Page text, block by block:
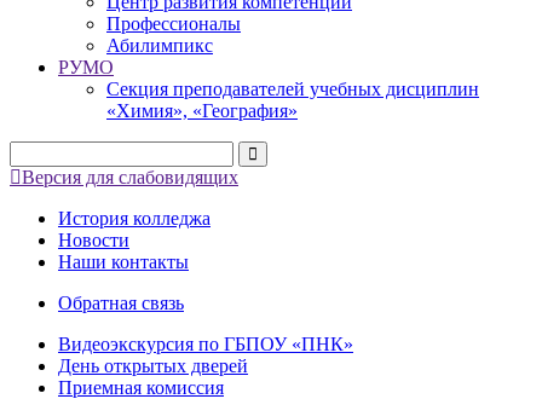
Профессионалы
Абилимпикс
РУМО
Секция преподавателей учебных дисциплин
«Химия», «География»
Версия для слабовидящих
История колледжа
Новости
Наши контакты
Обратная связь
Видеоэкскурсия по ГБПОУ «ПНК»
День открытых дверей
Приемная комиссия